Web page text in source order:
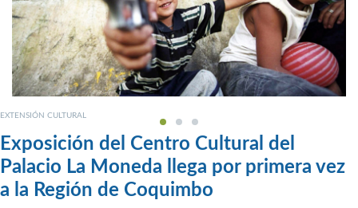
EXTENSIÓN CULTURAL
Exposición del Centro Cultural del
Palacio La Moneda llega por primera vez
a la Región de Coquimbo